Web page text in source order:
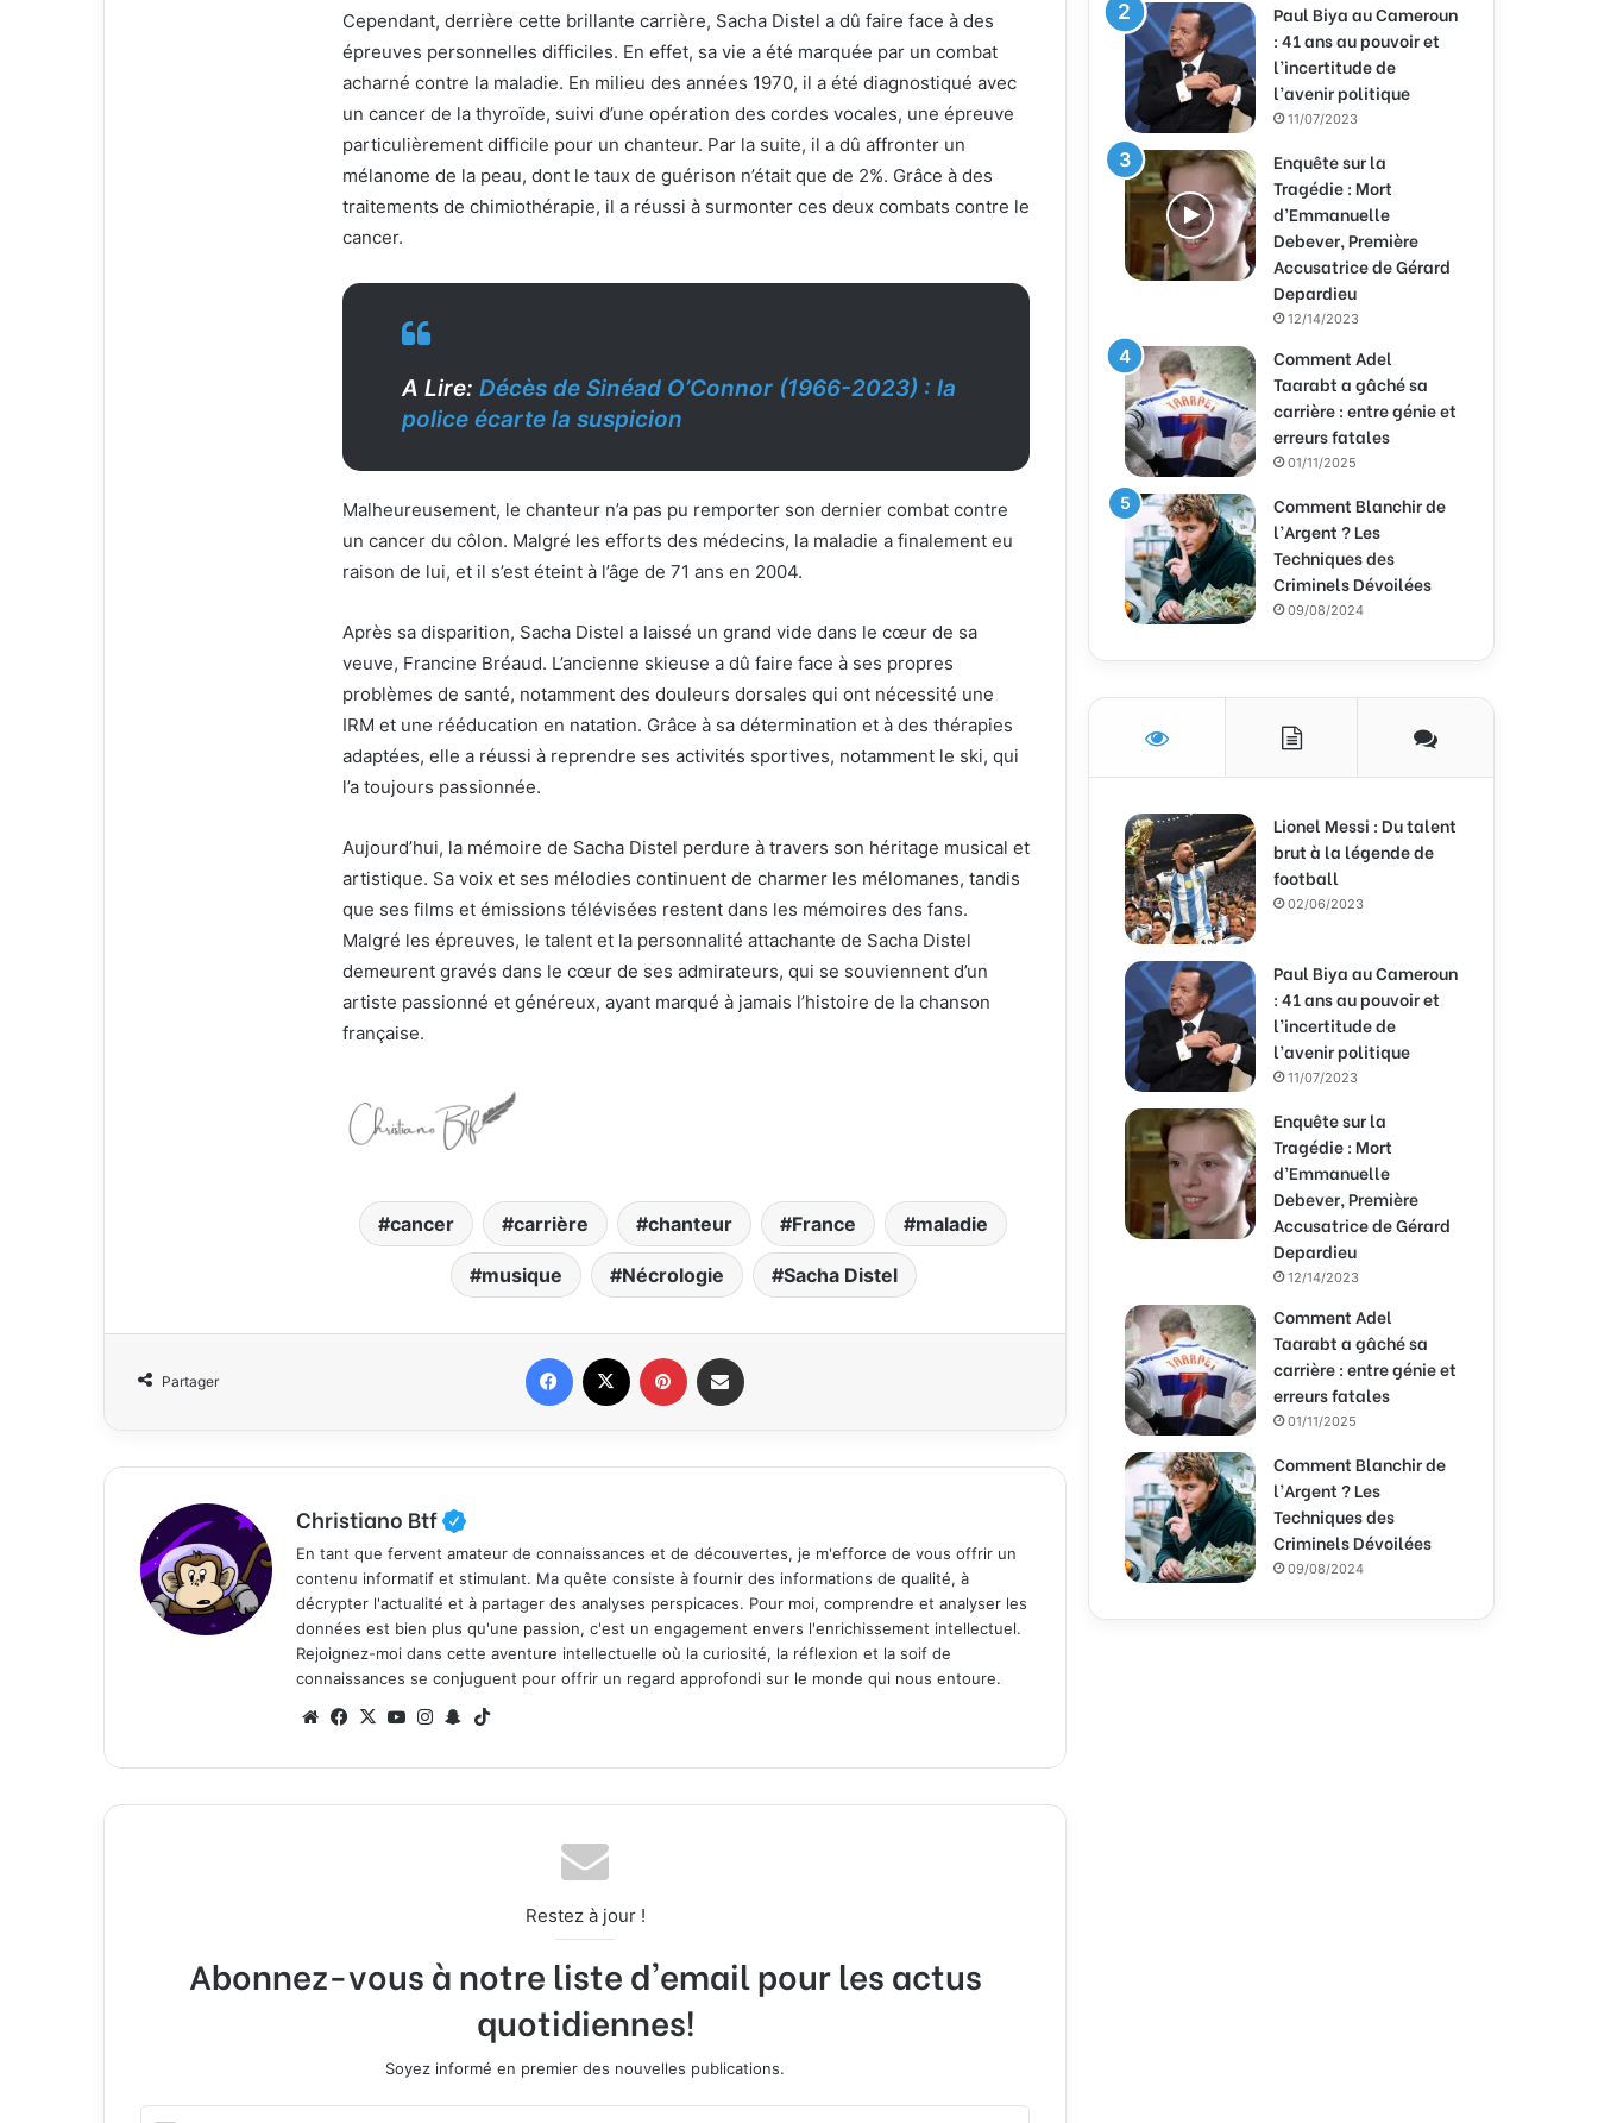
Cependant, derrière cette brillante carrière, Sacha Distel a dû faire face à des
épreuves personnelles difficiles. En effet, sa vie a été marquée par un combat
acharné contre la maladie. En milieu des années 1970, il a été diagnostiqué avec
un cancer de la thyroïde, suivi d’une opération des cordes vocales, une épreuve
particulièrement difficile pour un chanteur. Par la suite, il a dû affronter un
mélanome de la peau, dont le taux de guérison n’était que de 2%. Grâce à des
traitements de chimiothérapie, il a réussi à surmonter ces deux combats contre le
cancer.
A Lire: Décès de Sinéad O’Connor (1966-2023) : la
police écarte la suspicion
Malheureusement, le chanteur n’a pas pu remporter son dernier combat contre
un cancer du côlon. Malgré les efforts des médecins, la maladie a finalement eu
raison de lui, et il s’est éteint à l’âge de 71 ans en 2004.
Après sa disparition, Sacha Distel a laissé un grand vide dans le cœur de sa
veuve, Francine Bréaud. L’ancienne skieuse a dû faire face à ses propres
problèmes de santé, notamment des douleurs dorsales qui ont nécessité une
IRM et une rééducation en natation. Grâce à sa détermination et à des thérapies
adaptées, elle a réussi à reprendre ses activités sportives, notamment le ski, qui
l’a toujours passionnée.
Aujourd’hui, la mémoire de Sacha Distel perdure à travers son héritage musical et
artistique. Sa voix et ses mélodies continuent de charmer les mélomanes, tandis
que ses films et émissions télévisées restent dans les mémoires des fans.
Malgré les épreuves, le talent et la personnalité attachante de Sacha Distel
demeurent gravés dans le cœur de ses admirateurs, qui se souviennent d’un
artiste passionné et généreux, ayant marqué à jamais l’histoire de la chanson
française.
cancer carrière chanteur France maladie
musique Nécrologie Sacha Distel
Partager
Christiano Btf
En tant que fervent amateur de connaissances et de découvertes, je m'efforce de vous offrir un
contenu informatif et stimulant. Ma quête consiste à fournir des informations de qualité, à
décrypter l'actualité et à partager des analyses perspicaces. Pour moi, comprendre et analyser les
données est bien plus qu'une passion, c'est un engagement envers l'enrichissement intellectuel.
Rejoignez-moi dans cette aventure intellectuelle où la curiosité, la réflexion et la soif de
connaissances se conjuguent pour offrir un regard approfondi sur le monde qui nous entoure.
We
te
Fa
bo
ok
X
Yo
ub
e
Ins
ra
m
Sn
ch
at
k
Restez à jour !
Abonnez-vous à notre liste d'email pour les actus
quotidiennes!
Soyez informé en premier des nouvelles publications.
Paul Biya au Cameroun
: 41 ans au pouvoir et
l’incertitude de
l’avenir politique
11/07/2023
Enquête sur la
Tragédie : Mort
d’Emmanuelle
Debever, Première
Accusatrice de Gérard
Depardieu
12/14/2023
Comment Adel
Taarabt a gâché sa
carrière : entre génie et
erreurs fatales
01/11/2025
Comment Blanchir de
l’Argent ? Les
Techniques des
Criminels Dévoilées
09/08/2024
Lionel Messi : Du talent
brut à la légende de
football
02/06/2023
Paul Biya au Cameroun
: 41 ans au pouvoir et
l’incertitude de
l’avenir politique
11/07/2023
Enquête sur la
Tragédie : Mort
d’Emmanuelle
Debever, Première
Accusatrice de Gérard
Depardieu
12/14/2023
Comment Adel
Taarabt a gâché sa
carrière : entre génie et
erreurs fatales
01/11/2025
Comment Blanchir de
l’Argent ? Les
Techniques des
Criminels Dévoilées
09/08/2024